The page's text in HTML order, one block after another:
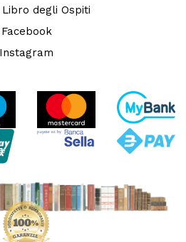
Libro degli Ospiti
Facebook
Instagram